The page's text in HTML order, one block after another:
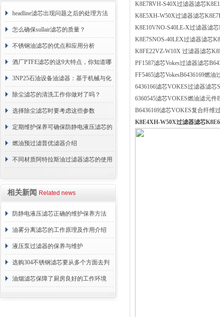
headline滤芯出现问题之后的处理方法
分享
怎么确保sullair滤芯的质量？
不锈钢油滤芯的优点和应用分析
酒厂PTFE滤芯的这9大特点，你知道哪
些？
3NP25石油设备油滤器：基于机械与化
学协同的油液净化核心
除尘滤芯的清洗工作你做对了吗？
选择除尘滤芯时要考虑这些参数
定期维护保养可确保防静电液压滤芯的
正常工作
燃油预过滤普优滤器介绍
不同材质阿特拉斯油过滤器滤芯的使用
相关新闻 Related news
防静电液压滤芯正确的维护保养方法
油雾分离滤芯的工作原理及作用介绍
液压泵过滤器的保养与维护
选购304不锈钢滤芯要从多个方面去判
断
油烟滤芯保障了厨房良好的工作环境
K8E7RVH-S40X过滤器滤芯
K8E5XH-W50X过滤器滤芯
K8E10VNO-S40LE-X过滤器滤
K8E7SNOS-40LEX过滤器滤芯
K8FE22VZ-W10X 过滤器滤芯
PF1587滤芯Vokes过滤器滤芯
FF5465滤芯VokesB6436169燃油
6436166滤芯VOKES过滤器滤芯
6360545滤芯VOKES燃油滤元件
B6436169滤芯VOKES复合纤维
K8E4XH-W50X过滤器滤芯